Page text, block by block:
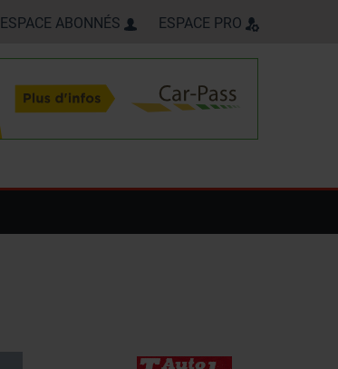
ESPACE ABONNÉS ESPACE PRO